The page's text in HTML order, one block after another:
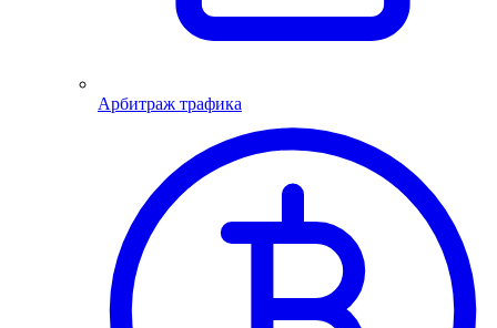
Арбитраж трафика